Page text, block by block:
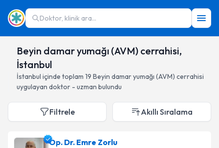
Doktor, klinik ara...
Beyin damar yumağı (AVM) cerrahisi,
İstanbul
İstanbul içinde toplam 19 Beyin damar yumağı (AVM) cerrahisi
uygulayan doktor - uzman bulundu
Filtrele Akıllı Sıralama
Op. Dr. Emre Zorlu